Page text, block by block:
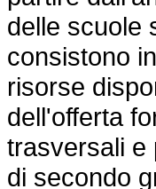
delle scuole
consistono
risorse
dell'offerta
trasversali e
di secondo